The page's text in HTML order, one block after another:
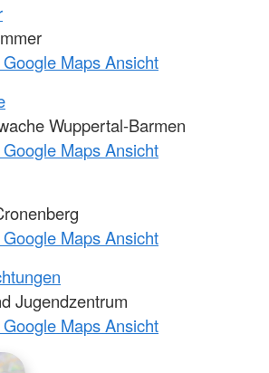
Maps Ansicht
Wuppertal-Barmen
Maps Ansicht
Maps Ansicht
Jugendzentrum
Maps Ansicht